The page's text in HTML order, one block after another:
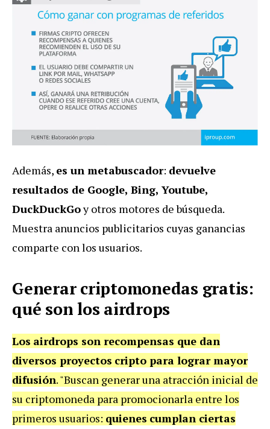
Además, es un metabuscador: devuelve
resultados de Google, Bing, Youtube,
DuckDuckGoy otros motores de búsqueda.
Muestra anuncios publicitarios cuyas ganancias
comparte con los usuarios.
Generar criptomonedas gratis:
qué son los airdrops
Los airdrops son recompensas que dan
diversos proyectos cripto para lograr mayor
difusión. "Buscan generar una atracción inicial de
su criptomoneda para promocionarla entre los
primeros usuarios: quienes cumplan ciertas